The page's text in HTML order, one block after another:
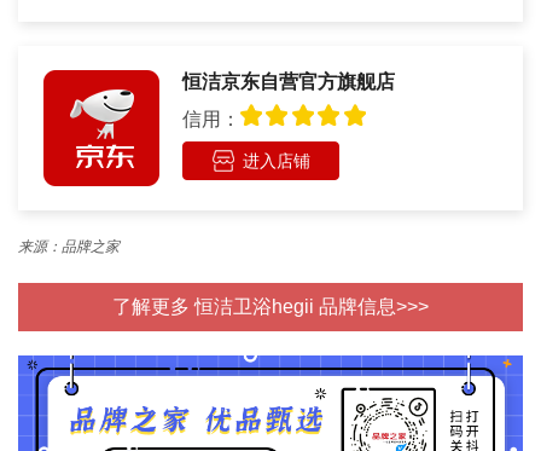
恒洁京东自营官方旗舰店
信用：
进入店铺
来源：品牌之家
了解更多 恒洁卫浴hegii 品牌信息>>>